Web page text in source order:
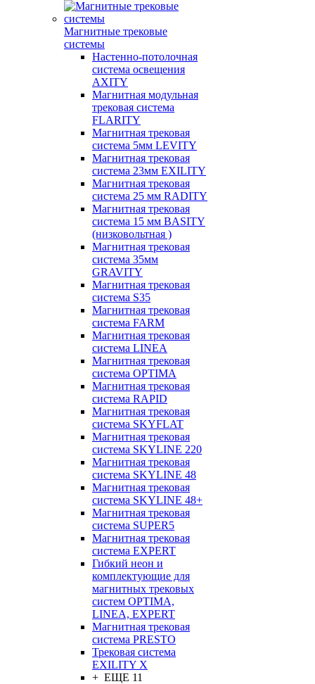
Магнитные трековые
системы
Настенно-потолочная
система освещения
AXITY
Магнитная модульная
трековая система
FLARITY
Магнитная трековая
система 5мм LEVITY
Магнитная трековая
система 23мм EXILITY
Магнитная трековая
система 25 мм RADITY
Магнитная трековая
система 15 мм BASITY
(низковольтная )
Магнитная трековая
система 35мм
GRAVITY
Магнитная трековая
система S35
Магнитная трековая
система FARM
Магнитная трековая
система LINEA
Магнитная трековая
система OPTIMA
Магнитная трековая
система RAPID
Магнитная трековая
система SKYFLAT
Магнитная трековая
система SKYLINE 220
Магнитная трековая
система SKYLINE 48
Магнитная трековая
система SKYLINE 48+
Магнитная трековая
система SUPER5
Магнитная трековая
система EXPERT
Гибкий неон и
комплектующие для
магнитных трековых
систем OPTIMA,
LINEA, EXPERT
Магнитная трековая
система PRESTO
Трековая система
EXILITY X
+ ЕЩЕ 11